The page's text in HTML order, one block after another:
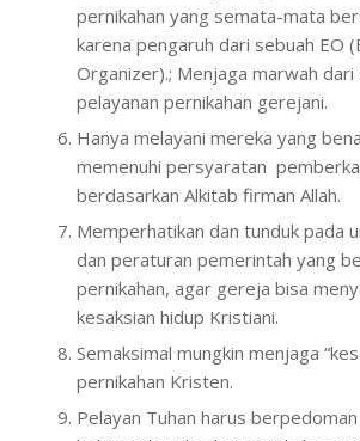
pernikahan yang semata-mata
karena pengaruh dari sebuah EO
Organizer).; Menjaga marwah dari
pelayanan pernikahan gerejani.
Hanya melayani mereka yang
memenuhi persyaratan
berdasarkan Alkitab firman Allah.
Memperhatikan dan tunduk pada
dan peraturan pemerintah yang
pernikahan, agar gereja bisa
kesaksian hidup Kristiani.
Semaksimal mungkin menjaga
pernikahan Kristen.
Pelayan Tuhan harus